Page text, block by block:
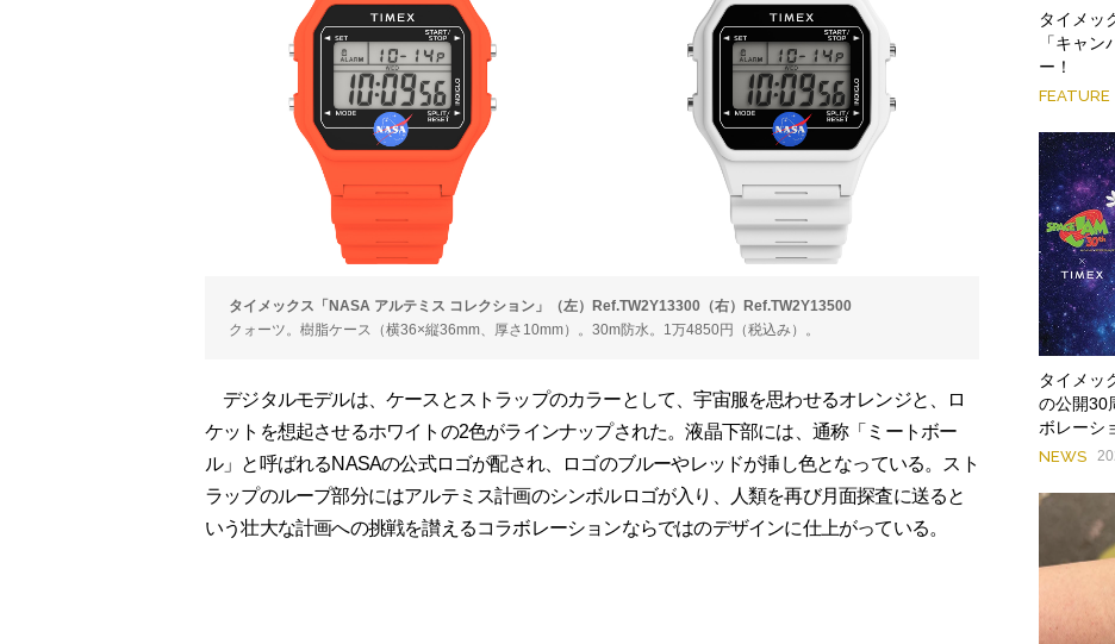
タイメックス「NASA アルテミス コレクション」（左）Ref.TW2Y13300（右）Ref.TW2Y13500
クォーツ。樹脂ケース（横36×縦36mm、厚さ10mm）。30m防水。1万4850円（税込み）。
デジタルモデルは、ケースとストラップのカラーとして、宇宙服を思わせるオレンジと、ロ
ケットを想起させるホワイトの2色がラインナップされた。液晶下部には、通称「ミートボー
ル」と呼ばれるNASAの公式ロゴが配され、ロゴのブルーやレッドが挿し色となっている。スト
ラップのループ部分にはアルテミス計画のシンボルロゴが入り、人類を再び月面探査に送ると
いう壮大な計画への挑戦を讃えるコラボレーションならではのデザインに仕上がっている。
タイメッ
「キャ
ー！
FEATURE
タイメッ
の公開30
ボレーシ
NEWS